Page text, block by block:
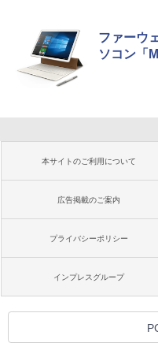
ファーウ
ソコン「
本サイトのご利用について
広告掲載のご案内
プライバシーポリシー
インプレスグループ